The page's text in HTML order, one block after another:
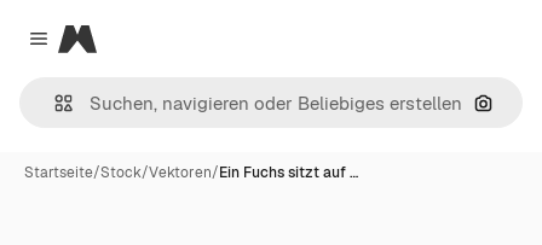
Close menu
Magnific
Nach
Startseite/Stock/Vektoren/Ein Fuchs sitzt auf …